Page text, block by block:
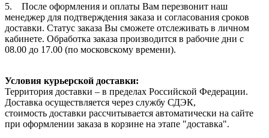
5. После оформления и оплаты Вам перезвонит наш
менеджер для подтверждения заказа и согласования сроков
доставки. Статус заказа Вы сможете отслеживать в личном
кабинете. Обработка заказа производится в рабочие дни с
08.00 до 17.00 (по московскому времени).
Условия курьерской доставки:
Территория доставки – в пределах Российской Федерации.
Доставка осуществляется через службу СДЭК,
стоимость доставки рассчитывается автоматически на сайте
при оформлении заказа в корзине на этапе "доставка".